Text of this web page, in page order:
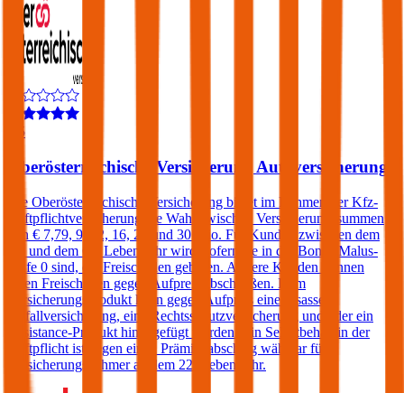
4,5
Oberösterreichische Versicherung Autoversicherung
Die Oberösterreichische Versicherung bietet im Rahmen der Kfz-
Haftpflichtversicherung die Wahl zwischen Versicherungssummen
von € 7,79, 9, 12, 16, 20 und 30 Mio. Für Kunden zwischen dem
25. und dem 69. Lebensjahr wird, sofern sie in der Bonus Malus-
Stufe 0 sind, ein Freischaden geboten. Andere Kunden können
einen Freischaden gegen Aufpreis abschließen. Dem
Versicherungsprodukt kann gegen Aufpreis eine Insassen-
Unfallversicherung, eine Rechtsschutzversicherung und/oder ein
Assistance-Produkt hinzugefügt werden. Ein Selbstbehalt in der
Haftpflicht ist gegen einen Prämienabschlag wählbar für
Versicherungsnehmer ab dem 22. Lebensjahr.